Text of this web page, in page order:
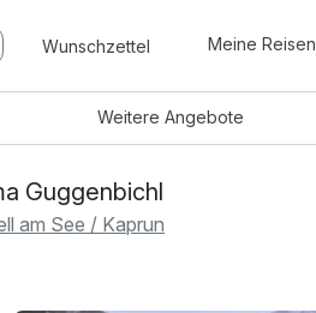
Wunschzettel Meine Reisen
WeitereAngebote
Guggenbichl
am See / Kaprun